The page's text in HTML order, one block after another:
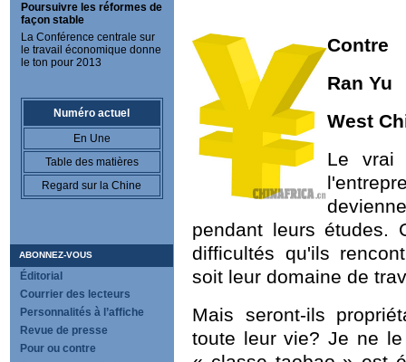
Poursuivre les réformes de
façon stable
La Conférence centrale sur
le travail économique donne
le ton pour 2013
Numéro actuel
En Une
Table des matières
Regard sur la Chine
ABONNEZ-VOUS
Éditorial
Courrier des lecteurs
Personnalités à l’affiche
Revue de presse
Pour ou contre
Contre
Ran Yu
West
Le vrai
pendant leurs études.
difficultés qu'ils
soit leur domaine de
Mais seront-ils
toute leur vie? Je ne